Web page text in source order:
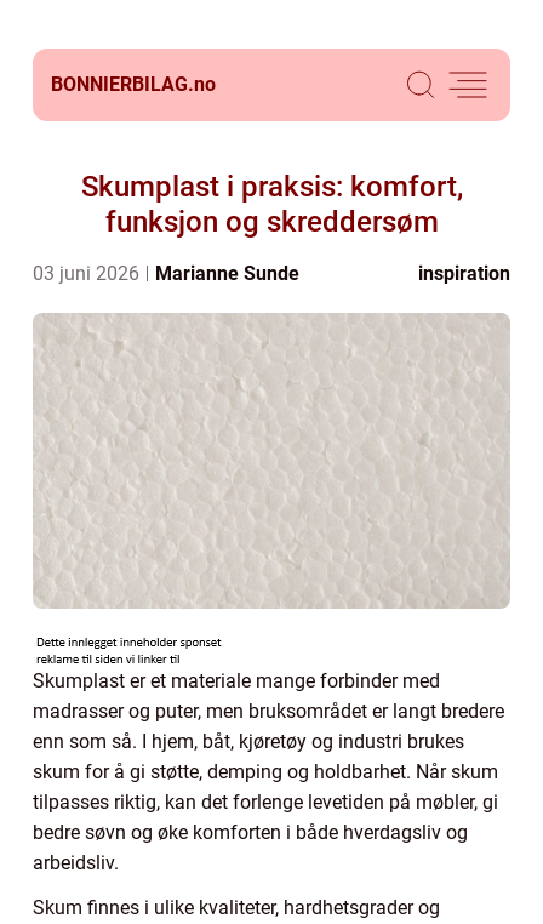
BONNIERBILAG.no
Skumplast i praksis: komfort,
funksjon og skreddersøm
03 juni 2026 Marianne Sunde inspiration
Skumplast er et materiale mange forbinder med
madrasser og puter, men bruksområdet er langt bredere
enn som så. I hjem, båt, kjøretøy og industri brukes
skum for å gi støtte, demping og holdbarhet. Når skum
tilpasses riktig, kan det forlenge levetiden på møbler, gi
bedre søvn og øke komforten i både hverdagsliv og
arbeidsliv.
Skum finnes i ulike kvaliteter, hardhetsgrader og